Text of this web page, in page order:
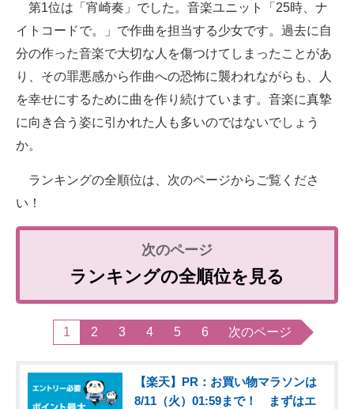
第1位は「宵崎奏」でした。音楽ユニット「25時、ナ
イトコードで。」で作曲を担当する少女です。過去に自
分の作った音楽で大切な人を傷つけてしまったことがあ
り、その罪悪感から作曲への恐怖に襲われながらも、人
を幸せにするために曲を作り続けています。音楽に真摯
に向き合う姿に引かれた人も多いのではないでしょう
か。
ランキングの全順位は、次のページからご覧くださ
い！
ランキングの全順位を見る
1 2 3 4 5 6 次のページ
【楽天】PR：お買い物マラソンは
8/11（火）01:59まで！ まずはエ